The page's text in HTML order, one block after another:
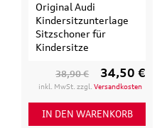
Original Audi
Kindersitzunterlage
Sitzschoner für
Kindersitze
38,90 € 34,50 €
inkl. MwSt. zzgl.Versandkosten
IN DEN WARENKORB